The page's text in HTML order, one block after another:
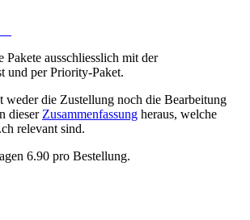
Pakete ausschliesslich mit der
und per Priority-Paket.
weder die Zustellung noch die Bearbeitung
dieser Zusammenfassung heraus, welche
relevant sind.
6.90 pro Bestellung.